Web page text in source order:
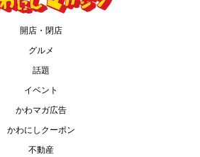
開店・閉店
グルメ
話題
イベント
かわマガ広告
かわにしクーポン
不動産